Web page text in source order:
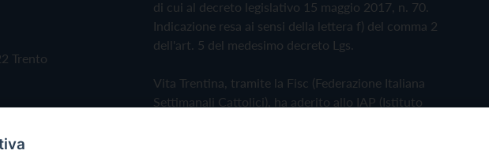
Trento
di cui al decreto legislativo 15 maggio 2017, n. 70.
Indicazione resa ai sensi della lettera f) del comma 2
dell'art. 5 del medesimo decreto Lgs.
Vita Trentina, tramite la Fisc (Federazione Italiana
Settimanali Cattolici), ha aderito allo IAP (Istituto